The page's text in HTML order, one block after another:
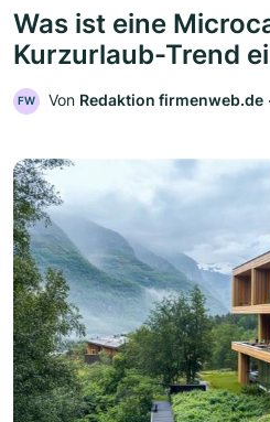
Was ist eine
Kurzurlaub-Trend
FW Von Redaktion firmenweb.de ‧